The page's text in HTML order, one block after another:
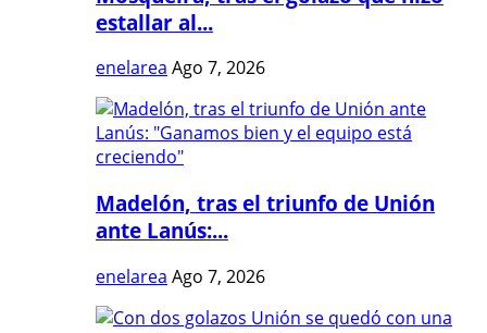
estallar al...
enelarea Ago 7, 2026
Madelón, tras el triunfo de Unión
ante Lanús:...
enelarea Ago 7, 2026